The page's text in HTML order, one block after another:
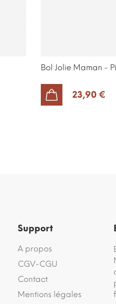
Bol Jolie Maman -
23,90 €
Support
A propos
CGV-CGU
Contact
Mentions légales